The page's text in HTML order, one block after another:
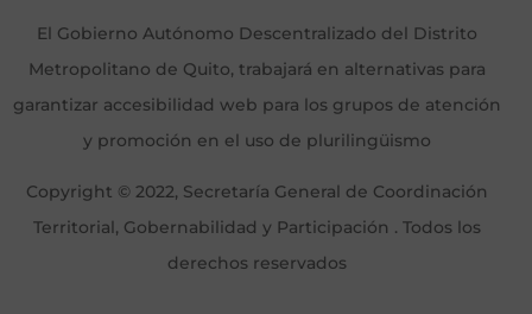
El Gobierno Autónomo Descentralizado del Distrito
Metropolitano de Quito, trabajará en alternativas para
garantizar accesibilidad web para los grupos de atención
y promoción en el uso de plurilingüismo
Copyright © 2022, Secretaría General de Coordinación
Territorial, Gobernabilidad y Participación . Todos los
derechos reservados